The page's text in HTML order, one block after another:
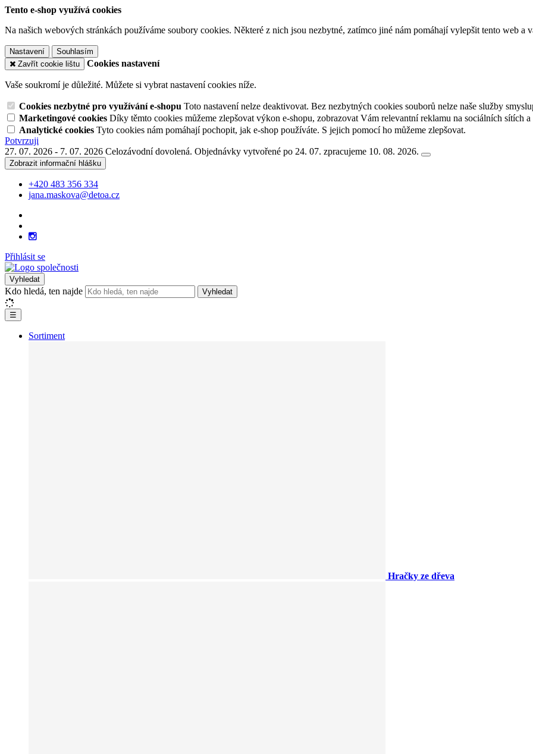
Tento e-shop využívá cookies
Na našich webových stránkách používáme soubory cookies. Některé z nich jsou nezbytné, zatímco jiné nám pomáhají vylepšit tento web a
Nastavení
Souhlasím
Zavřít cookie lištu
Cookies nastavení
Vaše soukromí je důležité. Můžete si vybrat nastavení cookies níže.
Cookies nezbytné pro využívání e-shopu Toto nastavení nelze deaktivovat. Bez nezbytných cookies souborů nelze naše služby
Marketingové cookies Díky těmto cookies můžeme zlepšovat výkon e-shopu, zobrazovat Vám relevantní reklamu na sociálních sítích
Analytické cookies Tyto cookies nám pomáhají pochopit, jak e-shop používáte. S jejich pomocí ho můžeme zlepšovat.
Potvrzuji
27. 07. 2026 - 7. 07. 2026 Celozávodní dovolená. Objednávky vytvořené po 24. 07. zpracujeme 10. 08. 2026.
Zobrazit informační hlášku
+420 483 356 334
jana.maskova@detoa.cz
Přihlásit se
Vyhledat
Kdo hledá, ten najde Vyhledat
☰
Sortiment
Hračky ze dřeva